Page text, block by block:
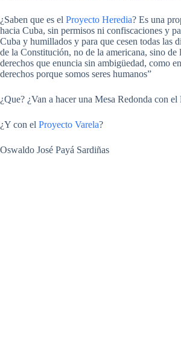
¿Saben que es el Proyecto Heredia? Es una
hacia Cuba, sin permisos ni confiscaciones y
Cuba y humillados y para que cesen todas las
de la Constitución, no de la americana, sino
derechos que enuncia sin ambigüedad, como
derechos porque somos seres humanos”
¿Que? ¿Van a hacer una Mesa Redonda con
¿Y con el Proyecto Varela?
Oswaldo José Payá Sardiñas